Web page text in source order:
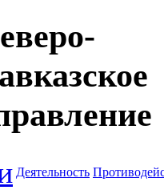
Деятельность